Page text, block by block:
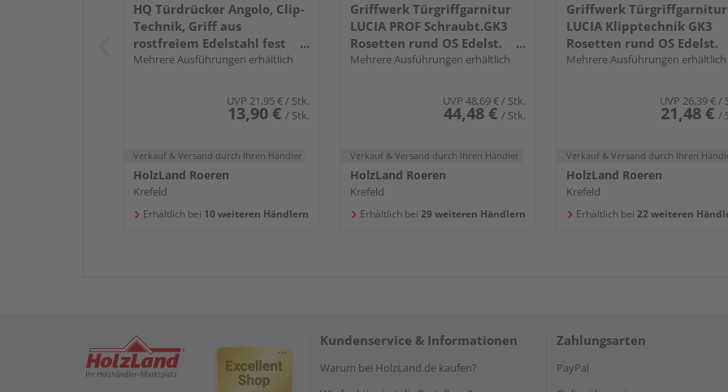
HQ Türdrücker Angolo, Clip-
Technik, Griff aus
rostfreiem Edelstahl fest
drehbar gelagert
Mehrere Ausführungen erhältlich
UVP 21,95 €/ Stk.
13,90 € / Stk.
Verkauf & Versand durch Ihren Händler
HolzLand Roeren
Krefeld
Erhältlich bei 10 weiteren Händlern
Griffwerk Türgriffgarnitur
LUCIA PROF Schraubt.GK3
Rosetten rund OS Edelst.
ma.
Mehrere Ausführungen erhältlich
UVP 48,69 €/ Stk.
44,48 € / Stk.
Verkauf & Versand durch Ihren Händler
HolzLand Roeren
Krefeld
Erhältlich bei 29 weiteren Händlern
Griffwerk Türgriffgarnitur
LUCIA Klipptechnik GK3
Rosetten rund OS Edelst.
ma.
Mehrere Ausführungen erhältlich
UVP 26,39 €/
21,48 € /
Verkauf & Versand durch Ihren
HolzLand Roeren
Krefeld
Erhältlich bei 22 weiteren
Kundenservice & Informationen
Warum bei HolzLand.de kaufen?
Zahlungsarten
PayPal